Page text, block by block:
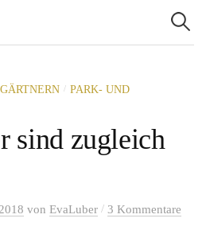
nach:
/ PARK- UND
sind zugleich
von EvaLuber / 3 Kommentare